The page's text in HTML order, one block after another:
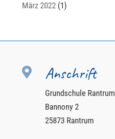
März 2022(1)
 Anschrift
Grundschule Rantrum
Bannony 2
25873 Rantrum